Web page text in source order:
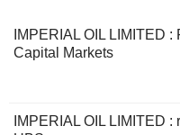
IMPERIAL OIL LIMITED
Capital Markets
IMPERIAL OIL LIMITED